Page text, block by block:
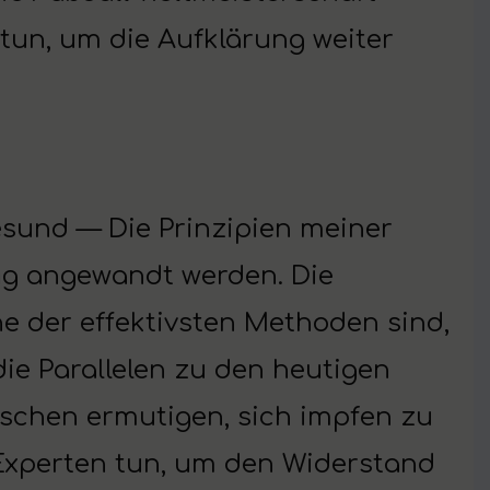
um die Aufklärung weiter
— Die Prinzipien meiner
angewandt werden. Die
der effektivsten Methoden sind,
Parallelen zu den heutigen
ermutigen, sich impfen zu
tun, um den Widerstand